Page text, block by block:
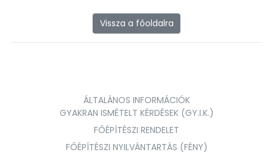
Vissza a főoldalra
ÁLTALÁNOS INFORMÁCIÓK
GYAKRAN ISMÉTELT KÉRDÉSEK (GY.I.K.)
FŐÉPÍTÉSZI RENDELET
FŐÉPÍTÉSZI NYILVÁNTARTÁS (FÉNY)